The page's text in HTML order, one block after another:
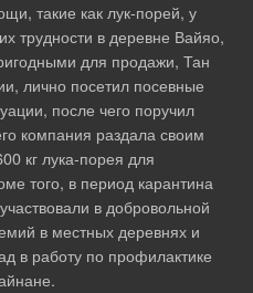
такие как лук-порей, у
трудности в деревне Вайяо,
для продажи, Тан
лично посетил посевные
после чего поручил
компания раздала своим
кг лука-порея для
того, в период карантина
в добровольной
в местных деревнях и
в работу по профилактике